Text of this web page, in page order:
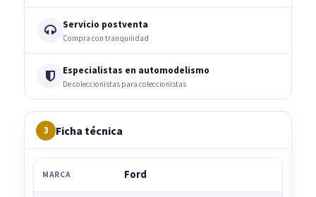
Servicio postventa
Compra con tranquilidad
Especialistas en automodelismo
De coleccionistas para coleccionistas
3 Ficha técnica
MARCA Ford